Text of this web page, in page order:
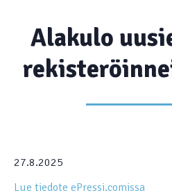
Alakulo
27.8.2025
Lue tiedote ePressi.comissa